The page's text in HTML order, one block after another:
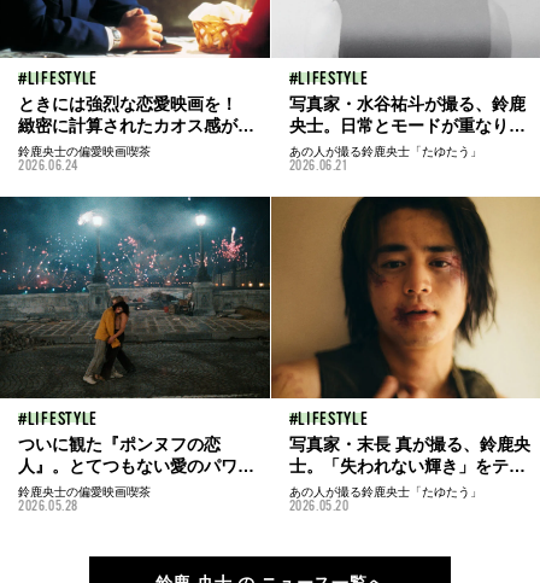
LIFESTYLE
ときには強烈な恋愛映画を！
緻密に計算されたカオス感がヤ
バい『パンチドランク・ラブ』
／鈴鹿央士の偏愛映画喫茶
鈴鹿央士の偏愛映画喫茶
2026.06.24
LIFESTYLE
写真家・水谷祐斗が撮る、鈴鹿
央士。日常とモードが重なり合
う多重露光のミラクルを鈴鹿を
本誌未公開カットとともに
あの人が撮る鈴鹿央士「たゆたう」
2026.06.21
LIFESTYLE
ついに観た『ポンヌフの恋
人』。とてつもない愛のパワ
ー、あふれだす喜び、そして...
／鈴鹿央士の偏愛映画喫茶
鈴鹿央士の偏愛映画喫茶
2026.05.28
LIFESTYLE
写真家・末長 真が撮る、鈴鹿央
士。「失われない輝き」をテー
マに魅せる、ドラマチックな瞬
間を本誌未公開カットととも
あの人が撮る鈴鹿央士「たゆたう」
2026.05.20